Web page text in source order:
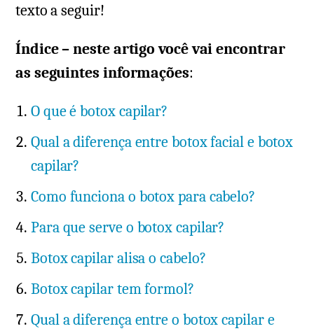
texto a seguir!
Índice – neste artigo você vai encontrar
as seguintes informações:
O que é botox capilar?
Qual a diferença entre botox facial e botox
capilar?
Como funciona o botox para cabelo?
Para que serve o botox capilar?
Botox capilar alisa o cabelo?
Botox capilar tem formol?
Qual a diferença entre o botox capilar e